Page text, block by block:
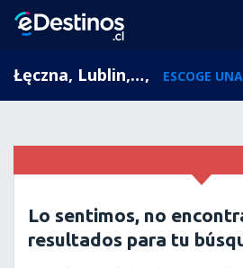
Łęczna, Lublin, Polonia, ESCOGE
Lo sentimos, no
resultados para tu